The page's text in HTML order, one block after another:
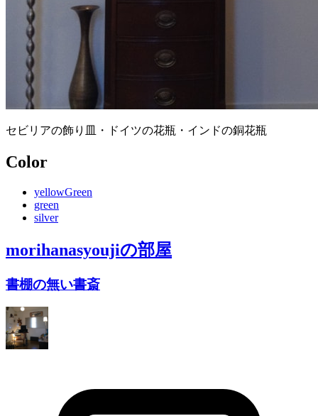
セビリアの飾り皿・ドイツの花瓶・インドの銅花瓶
Color
yellowGreen
green
silver
morihanasyoujiの部屋
書棚の無い書斎